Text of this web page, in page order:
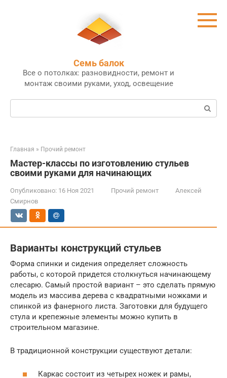
Семь балок
Все о потолках: разновидности, ремонт и
монтаж своими руками, уход, освещение
Поиск:
Главная » Прочий ремонт
Мастер-классы по изготовлению стульев
своими руками для начинающих
Опубликовано: 16 Ноя 2021 Прочий ремонт
Алексей
Смирнов
Варианты конструкций стульев
Форма спинки и сидения определяет сложность
работы, с которой придется столкнуться начинающему
слесарю. Самый простой вариант – это сделать прямую
модель из массива дерева с квадратными ножками и
спинкой из фанерного листа. Заготовки для будущего
стула и крепежные элементы можно купить в
строительном магазине.
В традиционной конструкции существуют детали:
Каркас состоит из четырех ножек и рамы,